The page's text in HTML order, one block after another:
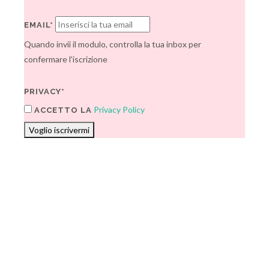
EMAIL*
Quando invii il modulo, controlla la tua inbox per
confermare l'iscrizione
PRIVACY*
ACCETTO LA Privacy Policy
Voglio iscrivermi